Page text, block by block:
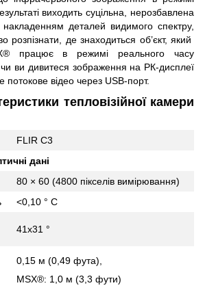
виходить суцільна, нерозбавлена
деталей видимого спектру,
розпізнати, де знаходиться об’єкт, який
працює в режимі реального часу
чи ви дивитеся зображення на РК-дисплеї
потокове відео через USB-порт.
тепловізійної камери
FLIR C3
дані
80 × 60 (4800 пікселів вимірювання)
<0,10 ° C
41x31 °
0,15 м (0,49 фута),
MSX®: 1,0 м (3,3 фути)